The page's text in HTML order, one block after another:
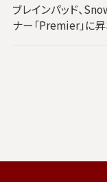
ブレインパッド、
ナー「Premier」に